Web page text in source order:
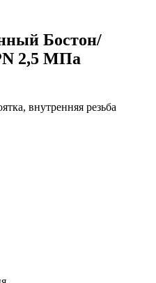
Бостон/
2,5 МПа
внутренняя резьба